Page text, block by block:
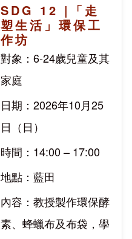
SDG 12 |「走
塑生活」環保工
作坊
對象：6-24歲兒童及其
家庭
日期：2026年10月25
日（日）
時間：14:00 – 17:00
地點：藍田
內容：教授製作環保酵
素、蜂蠟布及布袋，學